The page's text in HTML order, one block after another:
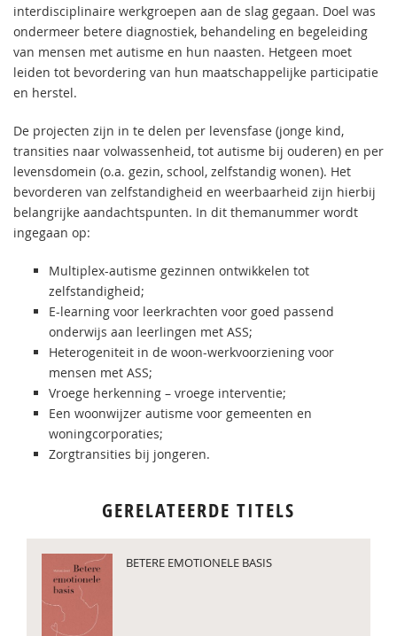
interdisciplinaire werkgroepen aan de slag gegaan. Doel was
ondermeer betere diagnostiek, behandeling en begeleiding
van mensen met autisme en hun naasten. Hetgeen moet
leiden tot bevordering van hun maatschappelijke participatie
en herstel.
De projecten zijn in te delen per levensfase (jonge kind,
transities naar volwassenheid, tot autisme bij ouderen) en per
levensdomein (o.a. gezin, school, zelfstandig wonen). Het
bevorderen van zelfstandigheid en weerbaarheid zijn hierbij
belangrijke aandachtspunten. In dit themanummer wordt
ingegaan op:
Multiplex-autisme gezinnen ontwikkelen tot
zelfstandigheid;
E-learning voor leerkrachten voor goed passend
onderwijs aan leerlingen met ASS;
Heterogeniteit in de woon-werkvoorziening voor
mensen met ASS;
Vroege herkenning – vroege interventie;
Een woonwijzer autisme voor gemeenten en
woningcorporaties;
Zorgtransities bij jongeren.
GERELATEERDE TITELS
BETERE EMOTIONELE BASIS